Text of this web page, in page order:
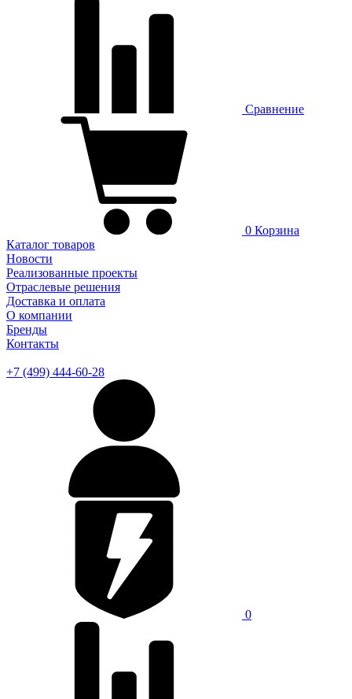
Сравнение
0 Корзина
Каталог товаров
Новости
Реализованные проекты
Отраслевые решения
Доставка и оплата
О компании
Бренды
Контакты
+7 (499) 444-60-28
0